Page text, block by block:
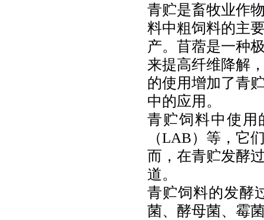
青贮是畜牧业作
料中粗饲料的主
产。苜蓿是一种
来提高纤维降解
的使用增加了青
中的应用。
青贮饲料中使用
（LAB）等，它
而，在青贮发酵
道。
青贮饲料的发酵
菌、酵母菌、霉